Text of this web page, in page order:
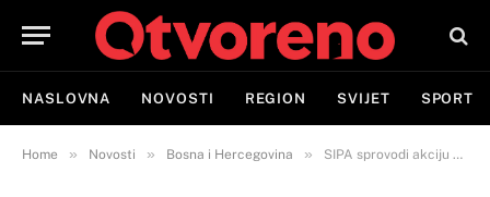
NASLOVNA NOVOSTI REGION SVIJET SPORT
Home » Novosti » Bosna i Hercegovina » SIPA sprovodi akciju Skver: Pretresi na više lokacija